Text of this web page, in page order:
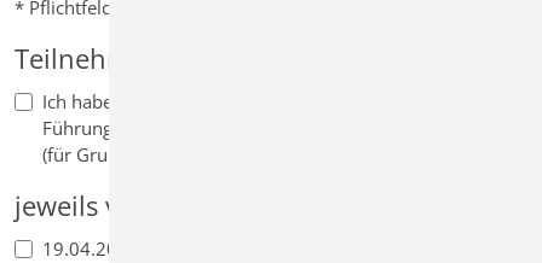
* Pflichtfelder
Teilnehmer und Terminwunsch
Ich habe Interesse an einer Besichtigung mit kostenloser
Führung.
(für Gruppen ab 11 Personen)
jeweils von 13:00 bis 18:00 Uhr
19.04.2020